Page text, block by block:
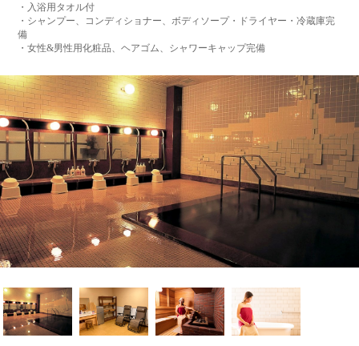
・入浴用タオル付
・シャンプー、コンディショナー、ボディソープ・ドライヤー・冷蔵庫完
備
・女性&男性用化粧品、ヘアゴム、シャワーキャップ完備